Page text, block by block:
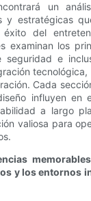
un
y estratégicas
del
examinan los
seguridad e
Cada
influyen en
a largo
valiosa para
y los entornos